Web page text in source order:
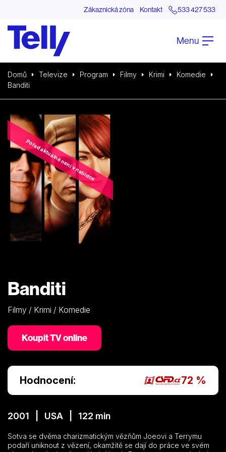
Zákaznická zóna Kontakt 533 427 533
Menu
Domů Televize Program Filmy Krimi
Komedie
Banditi
Pořad aktuálně není v nabídce
Banditi
Filmy / Krimi / Komedie
Koupit TV online
Hodnocení: 72 %
2001 | USA | 122 min
Sotva se dvěma charizmatickým vězňům Joeovi a Terrymu
podaří uniknout z vězení, okamžitě se dají do práce ve svém